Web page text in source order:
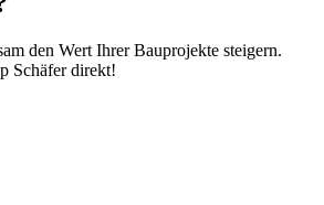
den Wert Ihrer Bauprojekte steigern.
Schäfer direkt!